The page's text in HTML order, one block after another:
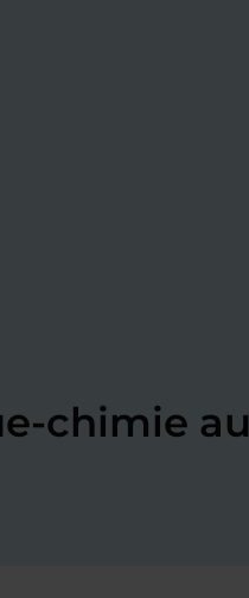
chimie au